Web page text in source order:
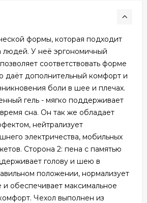
формы, которая подходит
людей. У неё эргономичный
соответствовать форме
даёт дополнительный комфорт и
боли в шее и плечах.
гель - мягко поддерживает
сна. Он так же обладает
нейтрализует
электричества, мобильных
Сторона 2: пена с памятью
голову и шею в
положении, нормализует
обеспечивает максимальное
Чехол выполнен из